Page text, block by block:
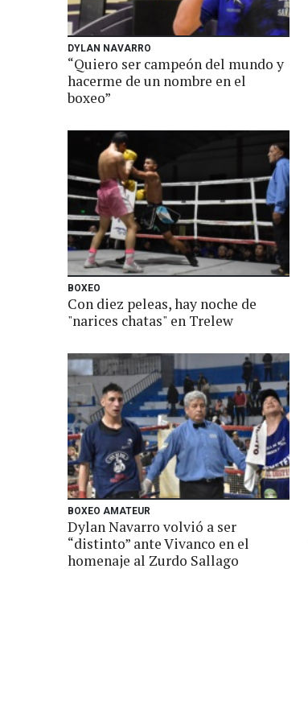
DYLAN NAVARRO
“Quiero ser campeón del mundo y
hacerme de un nombre en el
boxeo”
BOXEO
Con diez peleas, hay noche de
"narices chatas" en Trelew
BOXEO AMATEUR
Dylan Navarro volvió a ser
“distinto” ante Vivanco en el
homenaje al Zurdo Sallago